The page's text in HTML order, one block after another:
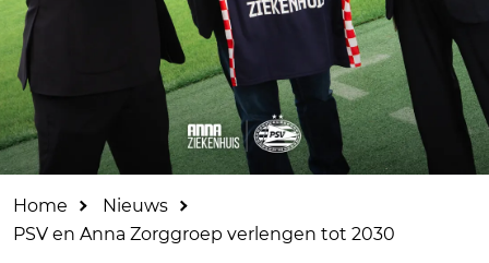
Home
Nieuws
PSV en Anna Zorggroep verlengen tot 2030